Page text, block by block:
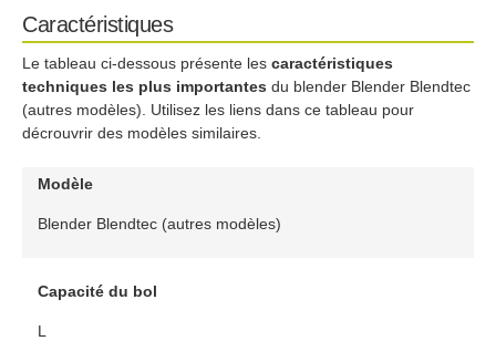
Caractéristiques
Le tableau ci-dessous présente les caractéristiques
techniques les plus importantes du blender Blender Blendtec
(autres modèles). Utilisez les liens dans ce tableau pour
décrouvrir des modèles similaires.
Modèle
Blender Blendtec (autres modèles)
Capacité du bol
L